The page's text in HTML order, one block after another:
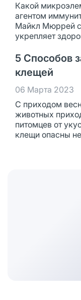
Какой
агентом
Майкл Мюррей
укрепляет
5 Способов
клещей
06 Марта 2023
С приходом
животных
питомцев от
клещи опасны